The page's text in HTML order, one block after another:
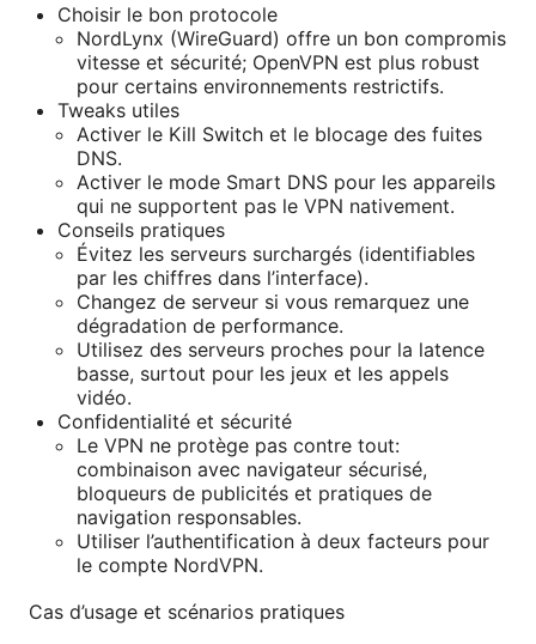
Choisir le bon protocole
NordLynx (WireGuard) offre un bon compromis
vitesse et sécurité; OpenVPN est plus robust
pour certains environnements restrictifs.
Tweaks utiles
Activer le Kill Switch et le blocage des fuites
DNS.
Activer le mode Smart DNS pour les appareils
qui ne supportent pas le VPN nativement.
Conseils pratiques
Évitez les serveurs surchargés (identifiables
par les chiffres dans l’interface).
Changez de serveur si vous remarquez une
dégradation de performance.
Utilisez des serveurs proches pour la latence
basse, surtout pour les jeux et les appels
vidéo.
Confidentialité et sécurité
Le VPN ne protège pas contre tout:
combinaison avec navigateur sécurisé,
bloqueurs de publicités et pratiques de
navigation responsables.
Utiliser l’authentification à deux facteurs pour
le compte NordVPN.
Cas d’usage et scénarios pratiques